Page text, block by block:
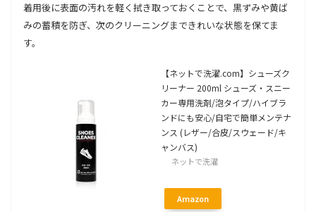
着用後に表面の汚れを軽く拭き取っておくことで、黒ずみや黄ば
みの蓄積を防ぎ、次のクリーニングまできれいな状態を保てま
す。
【ネットで洗濯.com】シューズク
リーナー 200ml シューズ・スニー
カー専用洗剤/泡タイプ/ハイブラ
ンドにも安心/自宅で簡単メンテナ
ンス (レザー/合皮/スウェード/キ
ャンバス)
ネットで洗濯
Amazon